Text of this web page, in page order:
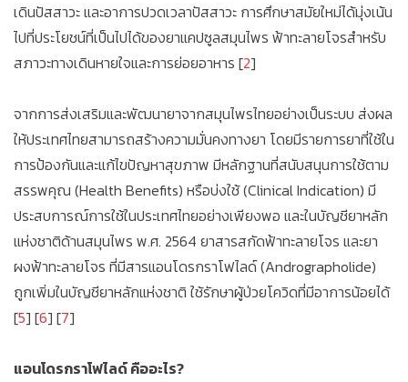
เดินปัสสาวะ และอาการปวดเวลาปัสสาวะ การศึกษาสมัยใหม่ได้มุ่งเน้น
ไปที่ประโยชน์ที่เป็นไปได้ของยาแคปซูลสมุนไพร ฟ้าทะลายโจรสำหรับ
สภาวะทางเดินหายใจและการย่อยอาหาร [2]
จากการส่งเสริมและพัฒนายาจากสมุนไพรไทยอย่างเป็นระบบ ส่งผล
ให้ประเทศไทยสามารถสร้างความมั่นคงทางยา โดยมีรายการยาที่ใช้ใน
การป้องกันและแก้ไขปัญหาสุขภาพ มีหลักฐานที่สนับสนุนการใช้ตาม
สรรพคุณ (Health Benefits) หรือบ่งใช้ (Clinical Indication) มี
ประสบการณ์การใช้ในประเทศไทยอย่างเพียงพอ และในบัญชียาหลัก
แห่งชาติด้านสมุนไพร พ.ศ. 2564 ยาสารสกัดฟ้าทะลายโจร และยา
ผงฟ้าทะลายโจร ที่มีสารแอนโดรกราโฟไลด์ (Andrographolide)
ถูกเพิ่มในบัญชียาหลักแห่งชาติ ใช้รักษาผู้ป่วยโควิดที่มีอาการน้อยได้
[5] [6] [7]
แอนโดรกราโฟไลด์ คืออะไร?